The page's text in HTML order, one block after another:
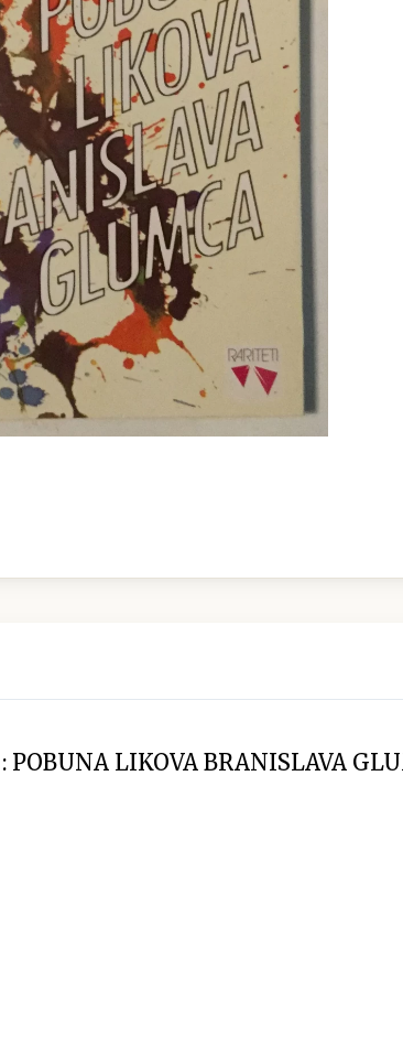
POBUNA LIKOVA BRANISLAVA